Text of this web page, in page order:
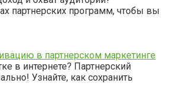
партнерских программ, чтобы вы
в партнерском маркетинге
в интернете? Партнерский
Узнайте, как сохранить